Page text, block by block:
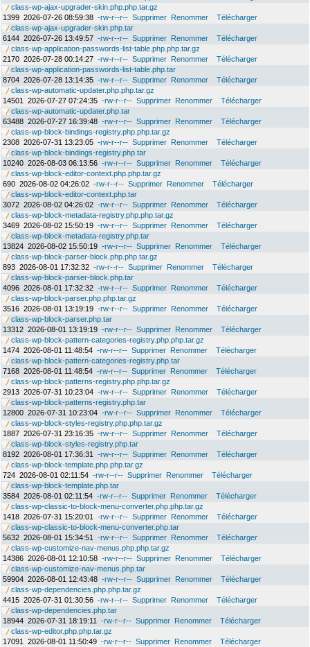
class-wp-ajax-upgrader-skin.php.php.tar.gz
1399 2026-07-26 08:59:38 -rw-r--r-- Supprimer Renommer
Télécharger
class-wp-ajax-upgrader-skin.php.tar
6144 2026-07-26 13:49:57 -rw-r--r-- Supprimer Renommer
Télécharger
class-wp-application-passwords-list-table.php.php.tar.gz
2170 2026-07-28 00:14:27 -rw-r--r-- Supprimer Renommer
Télécharger
class-wp-application-passwords-list-table.php.tar
8704 2026-07-28 13:14:35 -rw-r--r-- Supprimer Renommer
Télécharger
class-wp-automatic-updater.php.php.tar.gz
14501
2026-07-27 07:24:35 -rw-r--r-- Supprimer Renommer
Télécharger
class-wp-automatic-updater.php.tar
63488 2026-07-27 16:39:48 -rw-r--r-- Supprimer Renommer
Télécharger
class-wp-block-bindings-registry.php.php.tar.gz
2308 2026-07-31 13:23:05 -rw-r--r-- Supprimer Renommer
Télécharger
class-wp-block-bindings-registry.php.tar
10240 2026-08-03 06:13:56 -rw-r--r-- Supprimer Renommer
Télécharger
class-wp-block-editor-context.php.php.tar.gz
690 2026-08-02 04:26:02 -rw-r--r-- Supprimer Renommer
Télécharger
class-wp-block-editor-context.php.tar
3072 2026-08-02 04:26:02 -rw-r--r-- Supprimer Renommer
Télécharger
class-wp-block-metadata-registry.php.php.tar.gz
3469 2026-08-02 15:50:19 -rw-r--r-- Supprimer Renommer
Télécharger
class-wp-block-metadata-registry.php.tar
13824 2026-08-02 15:50:19 -rw-r--r-- Supprimer Renommer
Télécharger
class-wp-block-parser-block.php.php.tar.gz
893 2026-08-01 17:32:32 -rw-r--r-- Supprimer Renommer
Télécharger
class-wp-block-parser-block.php.tar
4096 2026-08-01 17:32:32 -rw-r--r-- Supprimer Renommer
Télécharger
class-wp-block-parser.php.php.tar.gz
3516 2026-08-01 13:19:19 -rw-r--r-- Supprimer Renommer
Télécharger
class-wp-block-parser.php.tar
13312 2026-08-01 13:19:19 -rw-r--r-- Supprimer Renommer
Télécharger
class-wp-block-pattern-categories-registry.php.php.tar.gz
1474 2026-08-01 11:48:54 -rw-r--r-- Supprimer Renommer
Télécharger
class-wp-block-pattern-categories-registry.php.tar
7168 2026-08-01 11:48:54 -rw-r--r-- Supprimer Renommer
Télécharger
class-wp-block-patterns-registry.php.php.tar.gz
2913 2026-07-31 10:23:04 -rw-r--r-- Supprimer Renommer
Télécharger
class-wp-block-patterns-registry.php.tar
12800 2026-07-31 10:23:04 -rw-r--r-- Supprimer Renommer
Télécharger
class-wp-block-styles-registry.php.php.tar.gz
1887 2026-07-31 23:16:35 -rw-r--r-- Supprimer Renommer
Télécharger
class-wp-block-styles-registry.php.tar
8192 2026-08-01 17:36:31 -rw-r--r-- Supprimer Renommer
Télécharger
class-wp-block-template.php.php.tar.gz
724 2026-08-01 02:11:54 -rw-r--r-- Supprimer Renommer
Télécharger
class-wp-block-template.php.tar
3584 2026-08-01 02:11:54 -rw-r--r-- Supprimer Renommer
Télécharger
class-wp-classic-to-block-menu-converter.php.php.tar.gz
1418 2026-07-31 15:20:01 -rw-r--r-- Supprimer Renommer
Télécharger
class-wp-classic-to-block-menu-converter.php.tar
5632 2026-08-01 15:34:51 -rw-r--r-- Supprimer Renommer
Télécharger
class-wp-customize-nav-menus.php.php.tar.gz
14386 2026-08-01 12:10:58 -rw-r--r-- Supprimer Renommer
Télécharger
class-wp-customize-nav-menus.php.tar
59904 2026-08-01 12:43:48 -rw-r--r-- Supprimer Renommer
Télécharger
class-wp-dependencies.php.php.tar.gz
4415 2026-07-31 01:30:56 -rw-r--r-- Supprimer Renommer
Télécharger
class-wp-dependencies.php.tar
18944 2026-07-31 18:19:11 -rw-r--r-- Supprimer Renommer
Télécharger
class-wp-editor.php.php.tar.gz
17091
2026-08-01 11:50:49 -rw-r--r-- Supprimer Renommer
Télécharger